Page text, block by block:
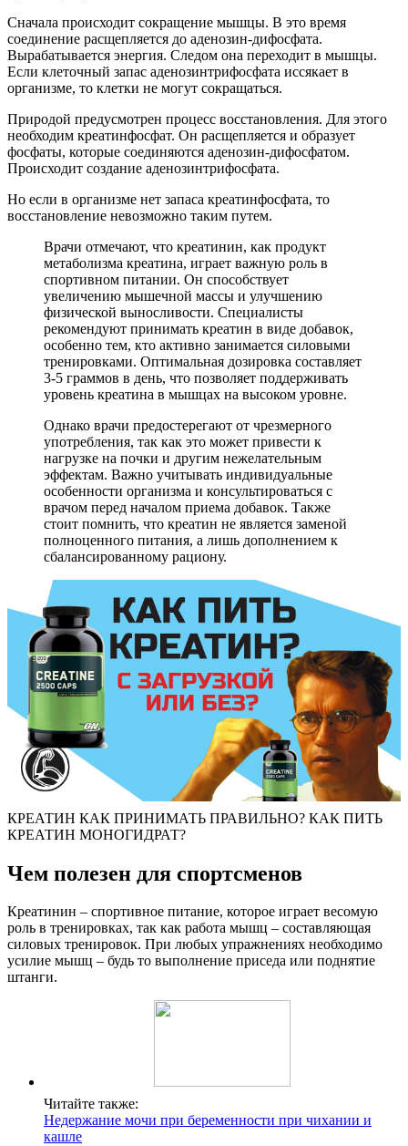
Сначала происходит сокращение мышцы. В это время
соединение расщепляется до аденозин-дифосфата.
Вырабатывается энергия. Следом она переходит в мышцы.
Если клеточный запас аденозинтрифосфата иссякает в
организме, то клетки не могут сокращаться.
Природой предусмотрен процесс восстановления. Для этого
необходим креатинфосфат. Он расщепляется и образует
фосфаты, которые соединяются аденозин-дифосфатом.
Происходит создание аденозинтрифосфата.
Но если в организме нет запаса креатинфосфата, то
восстановление невозможно таким путем.
Врачи отмечают, что креатинин, как продукт
метаболизма креатина, играет важную роль в
спортивном питании. Он способствует
увеличению мышечной массы и улучшению
физической выносливости. Специалисты
рекомендуют принимать креатин в виде добавок,
особенно тем, кто активно занимается силовыми
тренировками. Оптимальная дозировка составляет
3-5 граммов в день, что позволяет поддерживать
уровень креатина в мышцах на высоком уровне.
Однако врачи предостерегают от чрезмерного
употребления, так как это может привести к
нагрузке на почки и другим нежелательным
эффектам. Важно учитывать индивидуальные
особенности организма и консультироваться с
врачом перед началом приема добавок. Также
стоит помнить, что креатин не является заменой
полноценного питания, а лишь дополнением к
сбалансированному рациону.
КРЕАТИН КАК ПРИНИМАТЬ ПРАВИЛЬНО? КАК ПИТЬ
КРЕАТИН МОНОГИДРАТ?
Чем полезен для спортсменов
Креатинин – спортивное питание, которое играет весомую
роль в тренировках, так как работа мышц – составляющая
силовых тренировок. При любых упражнениях необходимо
усилие мышц – будь то выполнение приседа или поднятие
штанги.
Читайте также:
Недержание мочи при беременности при чихании и
кашле